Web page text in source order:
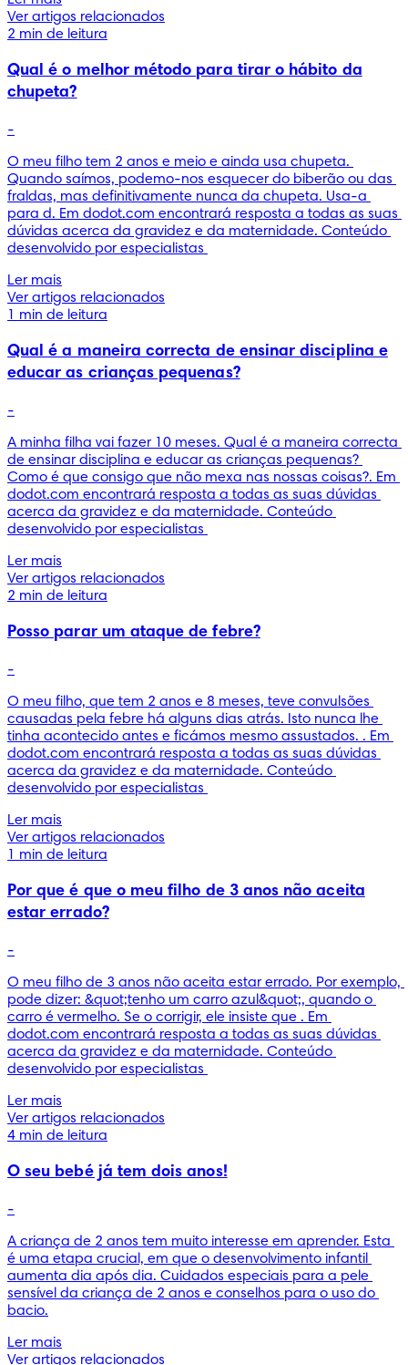
Ver artigos relacionados
2 min de leitura
Qual é o melhor método para tirar o hábito da
chupeta?
-
O meu filho tem 2 anos e meio e ainda usa chupeta.
Quando saímos, podemo-nos esquecer do biberão ou das
fraldas, mas definitivamente nunca da chupeta. Usa-a
para d. Em dodot.com encontrará resposta a todas as suas
dúvidas acerca da gravidez e da maternidade. Conteúdo
desenvolvido por especialistas
Ler mais
Ver artigos relacionados
1 min de leitura
Qual é a maneira correcta de ensinar disciplina e
educar as crianças pequenas?
-
A minha filha vai fazer 10 meses. Qual é a maneira correcta
de ensinar disciplina e educar as crianças pequenas?
Como é que consigo que não mexa nas nossas coisas?. Em
dodot.com encontrará resposta a todas as suas dúvidas
acerca da gravidez e da maternidade. Conteúdo
desenvolvido por especialistas
Ler mais
Ver artigos relacionados
2 min de leitura
Posso parar um ataque de febre?
-
O meu filho, que tem 2 anos e 8 meses, teve convulsões
causadas pela febre há alguns dias atrás. Isto nunca lhe
tinha acontecido antes e ficámos mesmo assustados. . Em
dodot.com encontrará resposta a todas as suas dúvidas
acerca da gravidez e da maternidade. Conteúdo
desenvolvido por especialistas
Ler mais
Ver artigos relacionados
1 min de leitura
Por que é que o meu filho de 3 anos não aceita
estar errado?
-
O meu filho de 3 anos não aceita estar errado. Por exemplo,
pode dizer: &quot;tenho um carro azul&quot;, quando o
carro é vermelho. Se o corrigir, ele insiste que . Em
dodot.com encontrará resposta a todas as suas dúvidas
acerca da gravidez e da maternidade. Conteúdo
desenvolvido por especialistas
Ler mais
Ver artigos relacionados
4 min de leitura
O seu bebé já tem dois anos!
-
A criança de 2 anos tem muito interesse em aprender. Esta
é uma etapa crucial, em que o desenvolvimento infantil
aumenta dia após dia. Cuidados especiais para a pele
sensível da criança de 2 anos e conselhos para o uso do
bacio.
Ler mais
Ver artigos relacionados